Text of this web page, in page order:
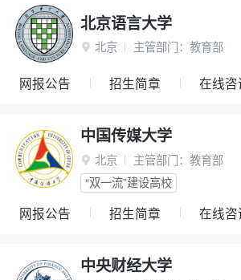
北京语言大学
 北京 主管部门： 教育部
网报公告 招生简章 在线咨
中国传媒大学
 北京 主管部门： 教育部
“双一流”建设高校
网报公告 招生简章 在线咨
中央财经大学